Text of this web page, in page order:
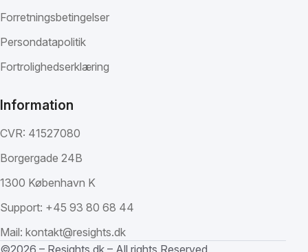
Forretningsbetingelser
Persondatapolitik
Fortrolighedserklæring
Information
CVR: 41527080
Borgergade 24B
1300 København K
Support: +45 93 80 68 44
Mail: kontakt@resights.dk
©2026 – Resights.dk – All rights Reserved